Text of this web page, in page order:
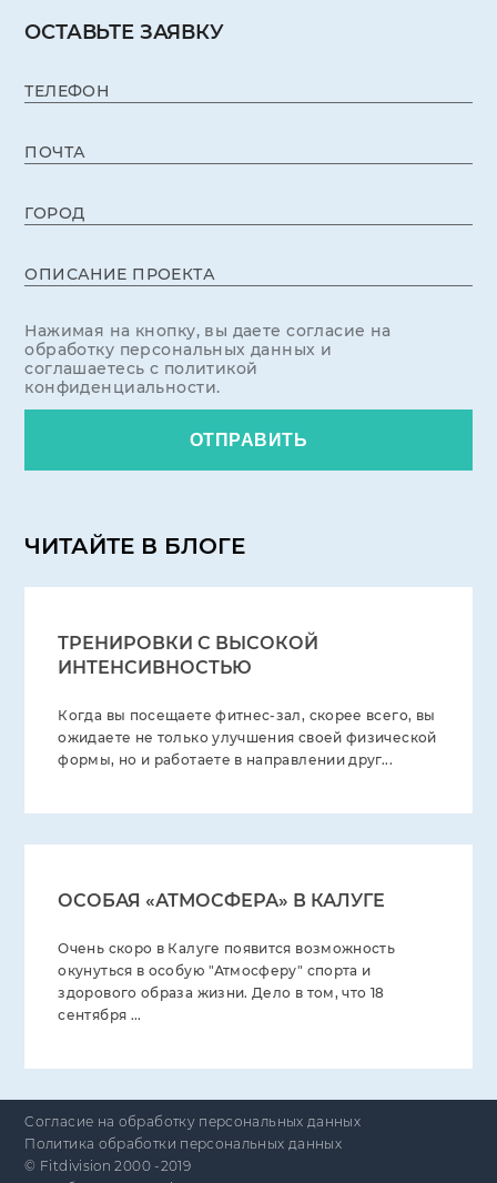
ОСТАВЬТЕ ЗАЯВКУ
ТЕЛЕФОН
ПОЧТА
ГОРОД
ОПИСАНИЕ ПРОЕКТА
Нажимая на кнопку, вы даете согласие на
обработку персональных данных и
соглашаетесь с политикой
конфиденциальности.
ОТПРАВИТЬ
ЧИТАЙТЕ В БЛОГЕ
ТРЕНИРОВКИ С ВЫСОКОЙ
ИНТЕНСИВНОСТЬЮ
Когда вы посещаете фитнес-зал, скорее всего, вы
ожидаете не только улучшения своей физической
формы, но и работаете в направлении друг...
ОСОБАЯ «АТМОСФЕРА» В КАЛУГЕ
Очень скоро в Калуге появится возможность
окунуться в особую "Атмосферу" спорта и
здорового образа жизни. Дело в том, что 18
сентября ...
Cогласие на обработку персональных данных
Политика обработки персональных данных
© Fitdivision 2000 -2019